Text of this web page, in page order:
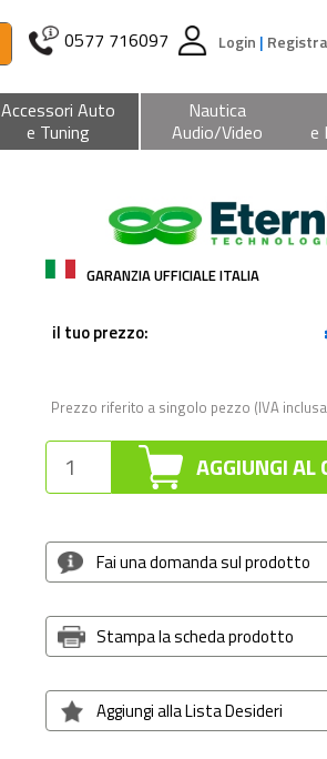
0577 716097 Login |
Accessori Auto
e Tuning
Nautica
Audio/Video
e
GARANZIA UFFICIALE ITALIA
il tuo prezzo:
Prezzo riferito a singolo pezzo (IVA
AGGIUNGI AL
Fai una domanda sul prodotto
Stampa la scheda prodotto
Aggiungi alla Lista Desideri